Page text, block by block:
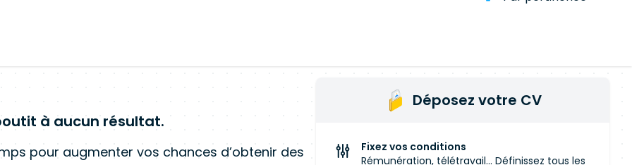
à aucun résultat.
pour augmenter vos chances d’obtenir des
Déposez votre CV
Fixez vos conditions
Rémunération, télétravail... Définissez tous les